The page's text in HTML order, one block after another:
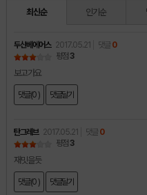
최신순 인기순
두산베에어스 2017.05.21 댓글 0
평점 3
보고가요
댓글(0 ) 댓글달기
탄그레브 2017.05.21 댓글 0
평점 3
재밋을듯
댓글(0 ) 댓글달기